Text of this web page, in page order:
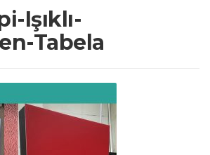
Işıklı-
Tabela